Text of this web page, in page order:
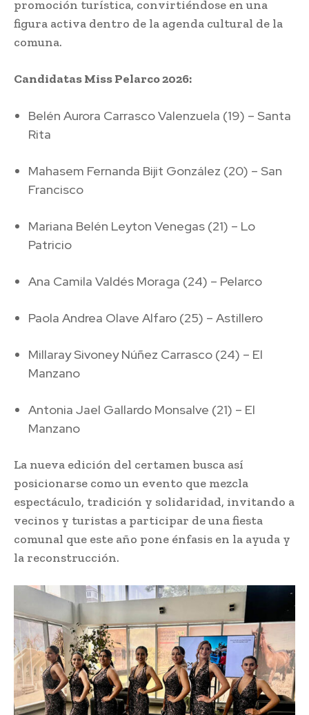
promoción turística, convirtiéndose en una
figura activa dentro de la agenda cultural de la
comuna.
Candidatas Miss Pelarco 2026:
Belén Aurora Carrasco Valenzuela (19) – Santa
Rita
Mahasem Fernanda Bijit González (20) – San
Francisco
Mariana Belén Leyton Venegas (21) – Lo
Patricio
Ana Camila Valdés Moraga (24) – Pelarco
Paola Andrea Olave Alfaro (25) – Astillero
Millaray Sivoney Núñez Carrasco (24) – El
Manzano
Antonia Jael Gallardo Monsalve (21) – El
Manzano
La nueva edición del certamen busca así
posicionarse como un evento que mezcla
espectáculo, tradición y solidaridad, invitando a
vecinos y turistas a participar de una fiesta
comunal que este año pone énfasis en la ayuda y
la reconstrucción.